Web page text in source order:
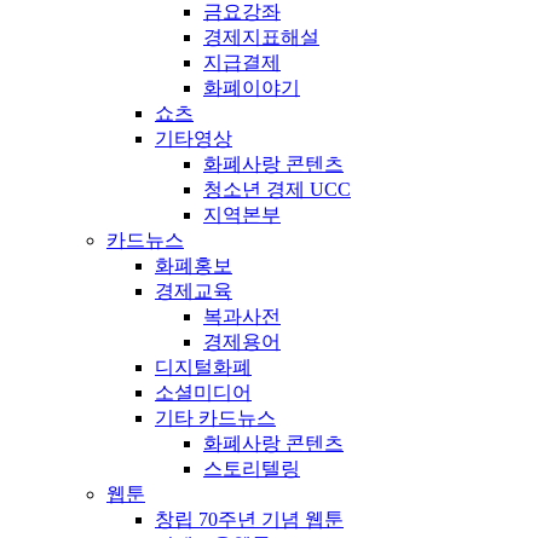
금요강좌
경제지표해설
지급결제
화폐이야기
쇼츠
기타영상
화폐사랑 콘텐츠
청소년 경제 UCC
지역본부
카드뉴스
화폐홍보
경제교육
복과사전
경제용어
디지털화폐
소셜미디어
기타 카드뉴스
화폐사랑 콘텐츠
스토리텔링
웹툰
창립 70주년 기념 웹툰